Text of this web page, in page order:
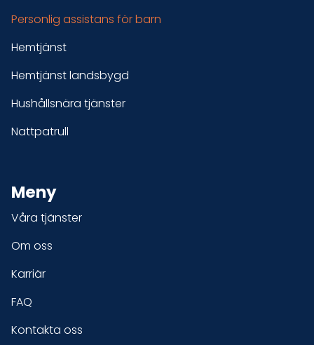
Personlig assistans för barn
Hemtjänst
Hemtjänst landsbygd
Hushållsnära tjänster
Nattpatrull
Meny
Våra tjänster
Om oss
Karriär
FAQ
Kontakta oss